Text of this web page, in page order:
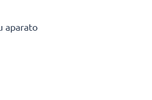
aparato